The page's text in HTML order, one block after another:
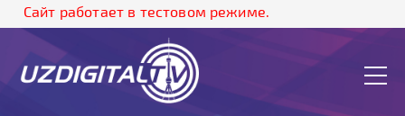
Cайт работает в тестовом режиме.